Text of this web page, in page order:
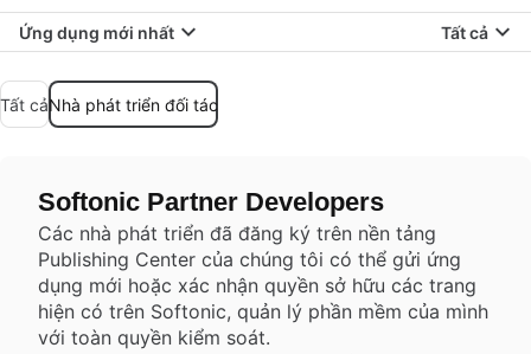
Ứng dụng mới nhất Tất cả
Tất cảNhà phát triển đối tác
Softonic Partner Developers
Các nhà phát triển đã đăng ký trên nền tảng
Publishing Center của chúng tôi có thể gửi ứng
dụng mới hoặc xác nhận quyền sở hữu các trang
hiện có trên Softonic, quản lý phần mềm của mình
với toàn quyền kiểm soát.